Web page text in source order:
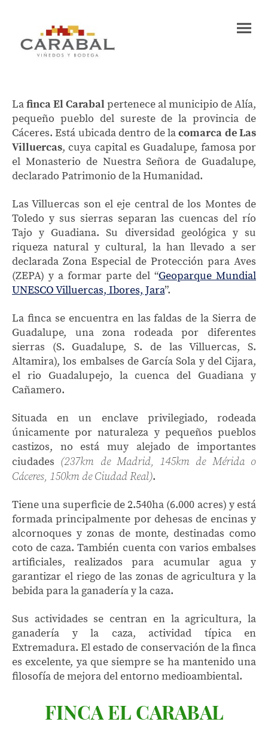
Lafinca El Carabalpertenece al municipio de Alía,
pequeño pueblo del sureste de la provincia de
Cáceres. Está ubicada dentro de lacomarca de Las
Villuercas, cuya capital es Guadalupe, famosa por
el Monasterio de Nuestra Señora de Guadalupe,
declarado Patrimonio de la Humanidad.
Las Villuercas son el eje central de los Montes de
Toledo y sus sierras separan las cuencas del río
Tajo y Guadiana. Su diversidad geológica y su
riqueza natural y cultural, la han llevado a ser
declarada Zona Especial de Protección para Aves
(ZEPA) y a formar parte del “Geoparque Mundial
UNESCO Villuercas, Ibores, Jara”.
La finca se encuentra en las faldas de la Sierra de
Guadalupe, una zona rodeada por diferentes
sierras (S. Guadalupe, S. de las Villuercas, S.
Altamira), los embalses de García Sola y del Cijara,
el rio Guadalupejo, la cuenca del Guadiana y
Cañamero.
Situada en un enclave privilegiado, rodeada
únicamente por naturaleza y pequeños pueblos
castizos, no está muy alejado de importantes
ciudades (237km de Madrid, 145km de Mérida o
Cáceres, 150km de Ciudad Real).
Tiene una superficie de 2.540ha (6.000 acres) y está
formada principalmente por dehesas de encinas y
alcornoques y zonas de monte, destinadas como
coto de caza. También cuenta con varios embalses
artificiales, realizados para acumular agua y
garantizar el riego de las zonas de agricultura y la
bebida para la ganadería y la caza.
Sus actividades se centran en la agricultura, la
ganadería y la caza, actividad típica en
Extremadura. El estado de conservación de la finca
es excelente, ya que siempre se ha mantenido una
filosofía de mejora del entorno medioambiental.
FINCA EL CARABAL